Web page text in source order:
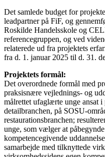
Det samlede budget for
leadpartner på FiF, og
Roskilde Handelsskole og
referencegruppen, og ved
relaterede ud fra projektets
fra d. 1. januar 2025 til d. 31.
Projektets formål:
Det overordnede formål med
praksisnære vejlednings- og
målrettet ufaglærte unge ansat
detailbranchen, på SOSU-
restaurationsbranchen;
unge, som vælger at
kompetencegivende
samarbejde med tilknyttede